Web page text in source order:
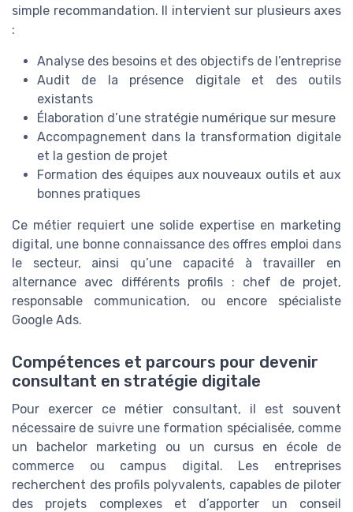
simple recommandation. Il intervient sur plusieurs axes
:
Analyse des besoins et des objectifs de l’entreprise
Audit de la présence digitale et des outils
existants
Élaboration d’une stratégie numérique sur mesure
Accompagnement dans la transformation digitale
et la gestion de projet
Formation des équipes aux nouveaux outils et aux
bonnes pratiques
Ce métier requiert une solide expertise en marketing
digital, une bonne connaissance des offres emploi dans
le secteur, ainsi qu’une capacité à travailler en
alternance avec différents profils : chef de projet,
responsable communication, ou encore spécialiste
Google Ads.
Compétences et parcours pour devenir
consultant en stratégie digitale
Pour exercer ce métier consultant, il est souvent
nécessaire de suivre une formation spécialisée, comme
un bachelor marketing ou un cursus en école de
commerce ou campus digital. Les entreprises
recherchent des profils polyvalents, capables de piloter
des projets complexes et d’apporter un conseil